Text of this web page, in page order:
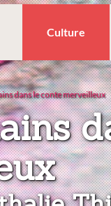
Culture
dans le conte merveilleux
: